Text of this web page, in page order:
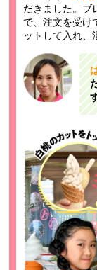
だきました。ブ
で、注文を受け
ットして入れ、